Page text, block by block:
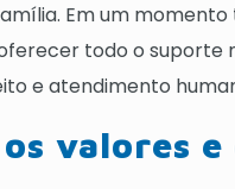
Em um
todo o suporte
e atendimento
valores